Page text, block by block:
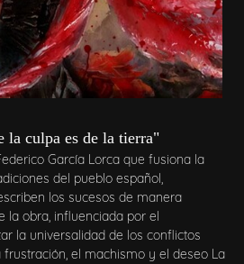
la culpa es de la tierra"
García Lorca que fusiona la
del pueblo español,
los sucesos de manera
la obra, influenciada por el
la universalidad de los conflictos
el machismo y el deseo La